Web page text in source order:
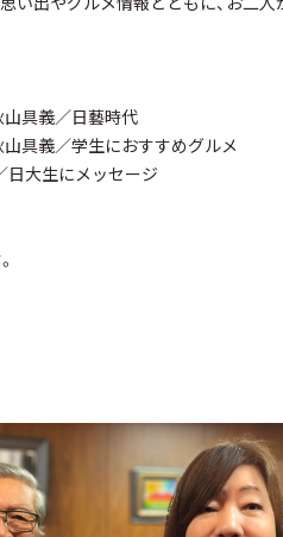
山具義／日藝時代
山具義／学生におすすめグルメ
日大生にメッセージ